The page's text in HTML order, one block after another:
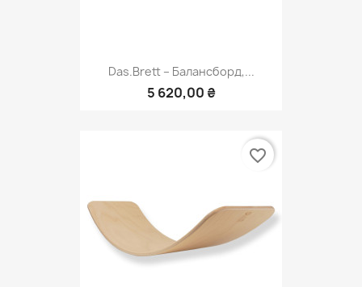
Das.Brett – Балансборд,...
5 620,00 ₴
favorite_border